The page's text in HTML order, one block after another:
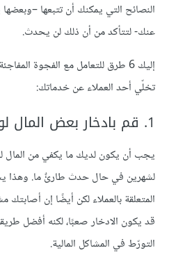
النصائح التي يمكنك أن تتبعها
عنك- لتتأكد من أن ذلك لن يحدث.
إليك 6 طرق للتعامل مع الفجوة
تخلّي أحد العملاء عن خدماتك:
1. قم بادخار بعض المال لوقت الحاجة
يجب أن يكون لديك ما يكفي من المال
لشهرين في حال حدث طارئٌ ما. وهذا
المتعلقة بالعملاء لكن أيضًا إن
قد يكون الادخار صعبًا، لكنه أفضل
التورّط في المشاكل المالية.